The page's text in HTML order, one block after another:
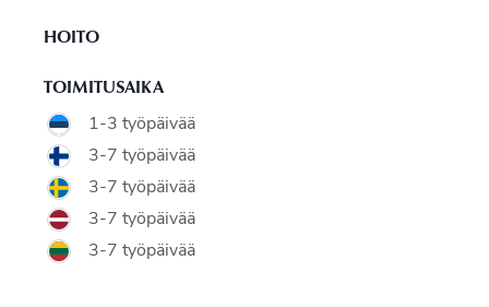
HOITO
TOIMITUSAIKA
1-3 työpäivää
3-7 työpäivää
3-7 työpäivää
3-7 työpäivää
3-7 työpäivää